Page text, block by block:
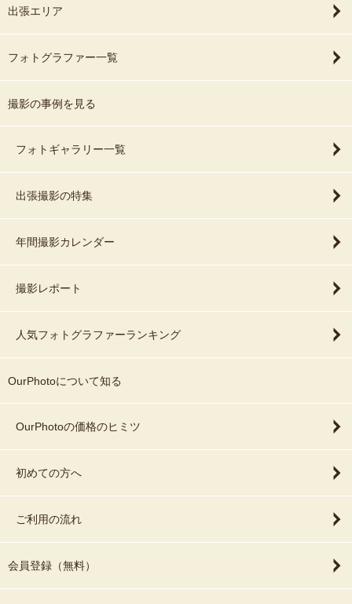
出張エリア
フォトグラファー一覧
撮影の事例を見る
フォトギャラリー一覧
出張撮影の特集
年間撮影カレンダー
撮影レポート
人気フォトグラファーランキング
OurPhotoについて知る
OurPhotoの価格のヒミツ
初めての方へ
ご利用の流れ
会員登録（無料）